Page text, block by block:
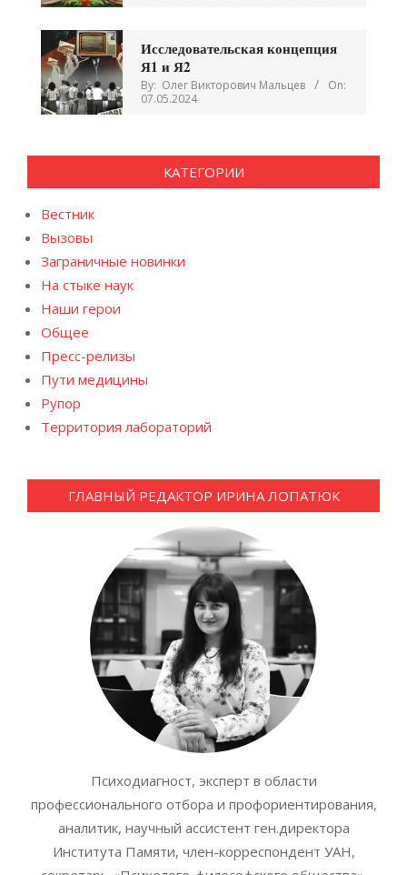
Исследовательская концепция
Я1 и Я2
By: Олег Викторович Мальцев
On:
07.05.2024
КАТЕГОРИИ
Вестник
Вызовы
Заграничные новинки
На стыке наук
Наши герои
Общее
Пресс-релизы
Пути медицины
Рупор
Территория лабораторий
ГЛАВНЫЙ РЕДАКТОР ИРИНА ЛОПАТЮК
Психодиагност, эксперт в области
профессионального отбора и профориентирования,
аналитик, научный ассистент ген.директора
Института Памяти, член-корреспондент УАН,